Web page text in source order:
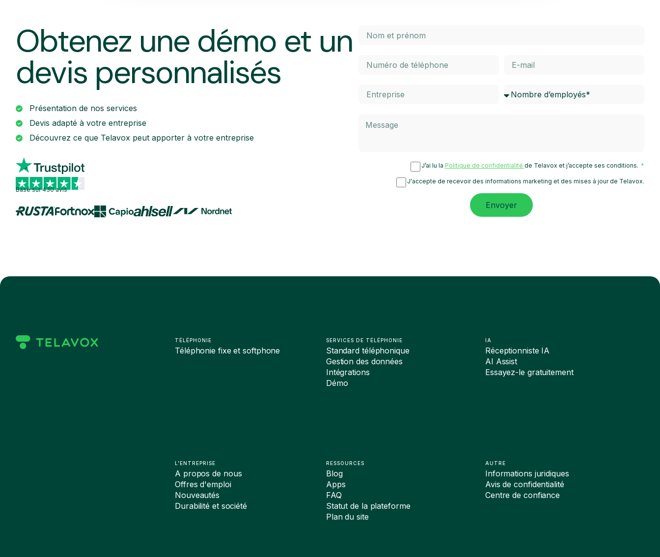
Obtenez une démo et un
devis personnalisés
Présentation de nos services
Devis adapté à votre entreprise
Découvrez ce que Telavox peut apporter à votre entreprise
Basé sur 430 avis
J’ai lu la Politique de confidentialité de Telavox et j’accepte ses conditions.
J'accepte de recevoir des informations marketing et des mises à jour de Telavox.
Envoyer
TÉLÉPHONIE
Téléphonie fixe et softphone
L'ENTREPRISE
A propos de nous
Offres d'emploi
Nouveautés
Durabilité et société
SERVICES DE TÉLÉPHONIE
Standard téléphonique
Gestion des données
Intégrations
Démo
RESSOURCES
Blog
Apps
FAQ
Statut de la plateforme
Plan du site
IA
Réceptionniste IA
AI Assist
Essayez-le gratuitement
AUTRE
Informations juridiques
Avis de confidentialité
Centre de confiance